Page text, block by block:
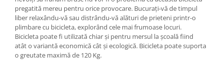
pregatită mereu pentru orice provocare. Bucurați-vă de timpul
liber relaxându-vă sau distrându-vă alături de prieteni printr-o
plimbare cu bicicleta, explorând cele mai frumoase locuri.
Bicicleta poate fi utilizată chiar și pentru mersul la școală fiind
atât o variantă economică cât și ecologică. Bicicleta poate suporta
o greutate maximă de 120 Kg.